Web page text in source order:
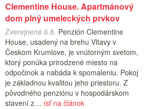
Clementine House. Apartmánový
dom plný umeleckých prvkov
Zverejnené 6.8. Penzión Clementine
House, usadený na brehu Vltavy v
Českom Krumlove, je vnútorným svetom,
ktorý ponúka prirodzené miesto na
odpočinok a nabáda k spomaleniu. Pokoj
je základnou kvalitou jeho priestoru. Z
pôvodného penziónu v hospodárskom
stavení z… ísť na článok